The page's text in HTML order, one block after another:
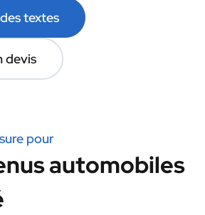
textes
devis
pour
automobiles